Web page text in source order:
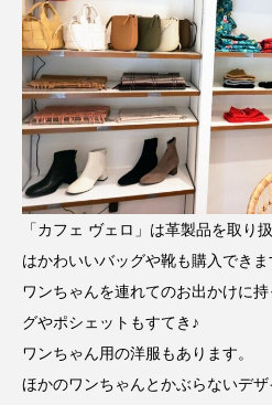
「カフェ ヴェロ」は革製品を取り
はかわいいバッグや靴も購入できま
ワンちゃんを連れてのお出かけに
グやポシェットもすてき♪
ワンちゃん用の洋服もあります。
ほかのワンちゃんとかぶらないデザ